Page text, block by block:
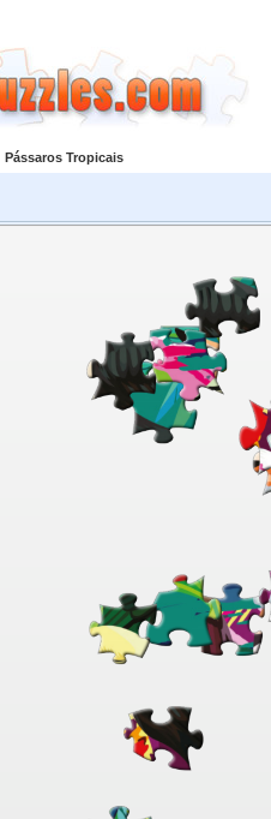
Pássaros Tropicais